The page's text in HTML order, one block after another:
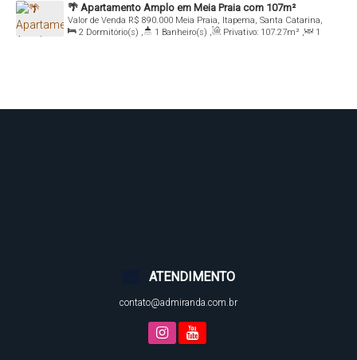
🌴 Apartamento Amplo em Meia Praia com 107m²
Privativos – Excelente Oportunidade! 🏡
R$ 890.000
Valor de Venda
Meia Praia, Itapema, Santa Catarina,
Brasil
2 Dormitório(s) , 1 Banheiro(s) , Privativo: 107.27m² ,
1
ATENDIMENTO
contato@admiranda.com.br